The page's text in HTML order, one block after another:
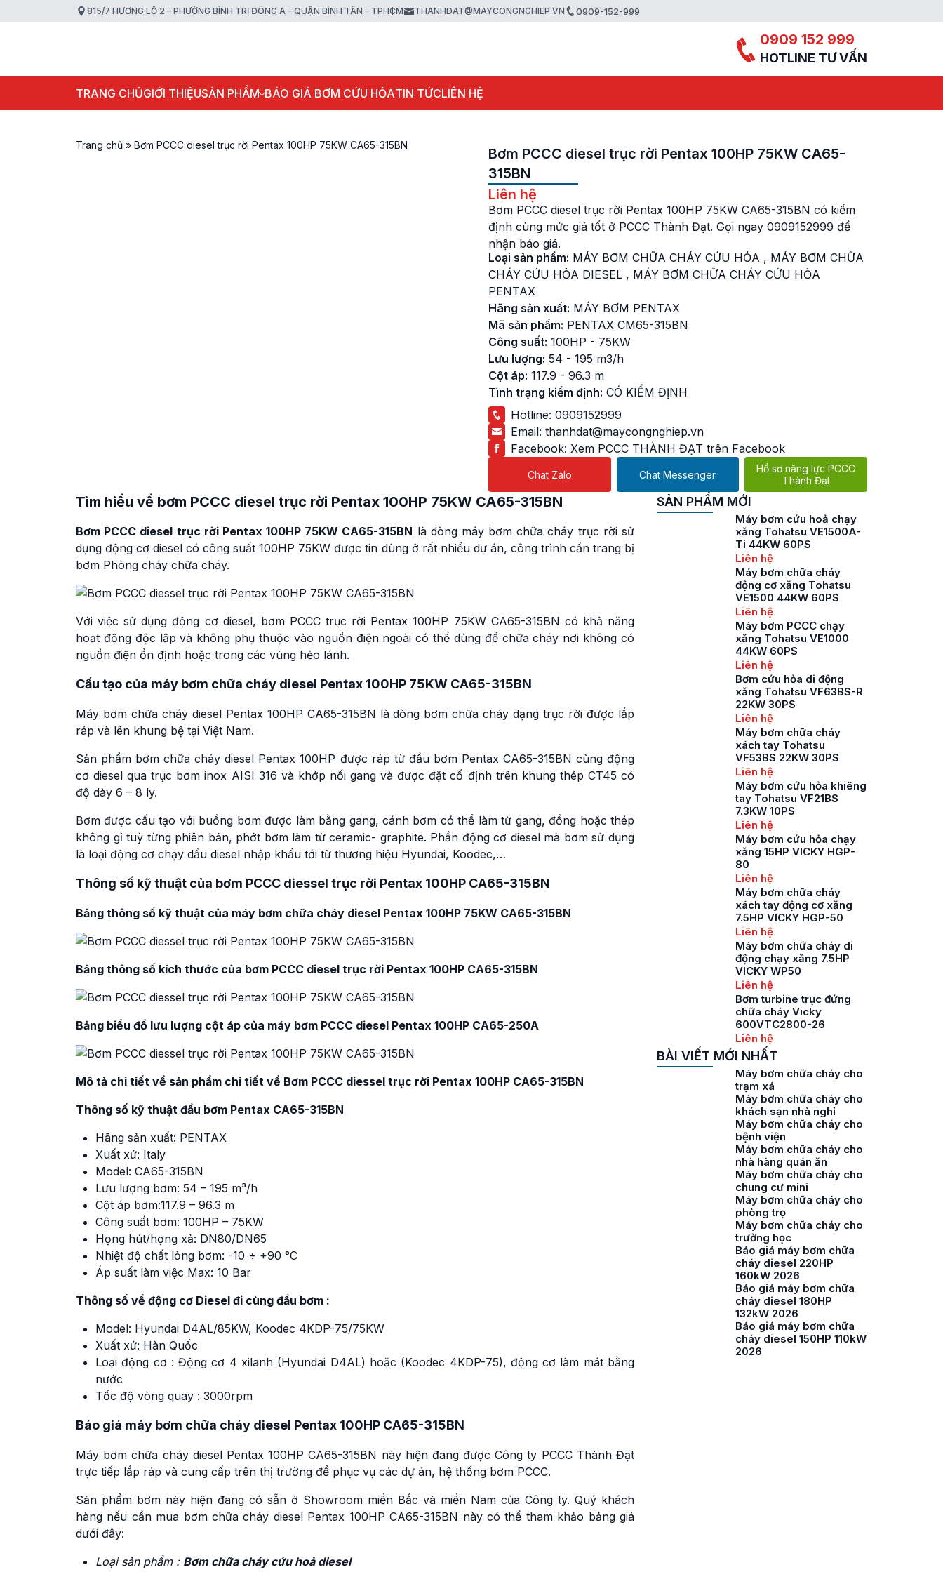
815/7 HƯƠNG LỘ 2 – PHƯỜNG BÌNH TRỊ ĐÔNG A – QUẬN BÌNH TÂN – TPHCM THANHDAT@MAYCONGNGHIEP.VN 0909-152-999
0909 152 999
HOTLINE TƯ VẤN
TRANG CHỦGIỚI THIỆUSẢN PHẨM BÁO GIÁ BƠM CỨU HỎATIN TỨCLIÊN HỆ
Trang chủ » Bơm PCCC diesel trục rời Pentax 100HP 75KW CA65-315BN
Bơm PCCC diesel trục rời Pentax 100HP 75KW CA65-
315BN
Liên hệ
Bơm PCCC diesel trục rời Pentax 100HP 75KW CA65-315BN có kiểm
định cùng mức giá tốt ở PCCC Thành Đạt. Gọi ngay 0909152999 để
nhận báo giá.
Loại sản phẩm: MÁY BƠM CHỮA CHÁY CỨU HỎA , MÁY BƠM CHỮA
CHÁY CỨU HỎA DIESEL , MÁY BƠM CHỮA CHÁY CỨU HỎA
PENTAX
Hãng sản xuất: MÁY BƠM PENTAX
Mã sản phẩm: PENTAX CM65-315BN
Công suất: 100HP - 75KW
Lưu lượng: 54 - 195 m3/h
Cột áp: 117.9 - 96.3 m
Tình trạng kiểm định: CÓ KIỂM ĐỊNH
Hotline: 0909152999
Email: thanhdat@maycongnghiep.vn
Facebook: Xem PCCC THÀNH ĐẠT trên Facebook
Chat Zalo Chat Messenger
Hồ sơ năng lực PCCC
Thành Đạt
Tìm hiểu về bơm PCCC diesel trục rời Pentax 100HP 75KW CA65-315BN
Bơm PCCC diesel trục rời Pentax 100HP 75KW CA65-315BN là dòng máy bơm chữa cháy trục rời sử
dụng động cơ diesel có công suất 100HP 75KW được tin dùng ở rất nhiều dự án, công trình cần trang bị
bơm Phòng cháy chữa cháy.
Với việc sử dụng động cơ diesel, bơm PCCC trục rời Pentax 100HP 75KW CA65-315BN có khả năng
hoạt động độc lập và không phụ thuộc vào nguồn điện ngoài có thể dùng để chữa cháy nơi không có
nguồn điện ổn định hoặc trong các vùng hẻo lánh.
Cấu tạo của máy bơm chữa cháy diesel Pentax 100HP 75KW CA65-315BN
Máy bơm chữa cháy diesel Pentax 100HP CA65-315BN là dòng bơm chữa cháy dạng trục rời được lắp
ráp và lên khung bệ tại Việt Nam.
Sản phẩm bơm chữa cháy diesel Pentax 100HP được ráp từ đầu bơm Pentax CA65-315BN cùng động
cơ diesel qua trục bơm inox AISI 316 và khớp nối gang và được đặt cố định trên khung thép CT45 có
độ dày 6 – 8 ly.
Bơm được cấu tạo với buồng bơm được làm bằng gang, cánh bơm có thể làm từ gang, đồng hoặc thép
không gỉ tuỳ từng phiên bản, phớt bơm làm từ ceramic- graphite. Phần động cơ diesel mà bơm sử dụng
là loại động cơ chạy dầu diesel nhập khẩu tới từ thương hiệu Hyundai, Koodec,…
Thông số kỹ thuật của bơm PCCC diessel trục rời Pentax 100HP CA65-315BN
Bảng thông số kỹ thuật của máy bơm chữa cháy diesel Pentax 100HP 75KW CA65-315BN
Bảng thông số kích thước của bơm PCCC diesel trục rời Pentax 100HP CA65-315BN
Bảng biểu đồ lưu lượng cột áp của máy bơm PCCC diesel Pentax 100HP CA65-250A
Mô tả chi tiết về sản phẩm chi tiết về Bơm PCCC diessel trục rời Pentax 100HP CA65-315BN
Thông số kỹ thuật đầu bơm Pentax CA65-315BN
Hãng sản xuất: PENTAX
Xuất xứ: Italy
Model: CA65-315BN
Lưu lượng bơm: 54 – 195 m³/h
Cột áp bơm:117.9 – 96.3 m
Công suất bơm: 100HP – 75KW
Họng hút/họng xả: DN80/DN65
Nhiệt độ chất lỏng bơm: -10 ÷ +90 °C
Áp suất làm việc Max: 10 Bar
Thông số về động cơ Diesel đi cùng đầu bơm :
Model: Hyundai D4AL/85KW, Koodec 4KDP-75/75KW
Xuất xứ: Hàn Quốc
Loại động cơ : Động cơ 4 xilanh (Hyundai D4AL) hoặc (Koodec 4KDP-75), động cơ làm mát bằng
nước
Tốc độ vòng quay : 3000rpm
Báo giá máy bơm chữa cháy diesel Pentax 100HP CA65-315BN
Máy bơm chữa cháy diesel Pentax 100HP CA65-315BN này hiện đang được Công ty PCCC Thành Đạt
trực tiếp lắp ráp và cung cấp trên thị trường để phục vụ các dự án, hệ thống bơm PCCC.
Sản phẩm bơm này hiện đang có sẵn ở Showroom miền Bắc và miền Nam của Công ty. Quý khách
hàng nếu cần mua bơm chữa cháy diesel Pentax 100HP CA65-315BN này có thể tham khảo bảng giá
dưới đây:
Loại sản phẩm : Bơm chữa cháy cứu hoả diesel
SẢN PHẨM MỚI
Máy bơm cứu hoả chạy
xăng Tohatsu VE1500A-
Ti 44KW 60PS
Liên hệ
Máy bơm chữa cháy
động cơ xăng Tohatsu
VE1500 44KW 60PS
Liên hệ
Máy bơm PCCC chạy
xăng Tohatsu VE1000
44KW 60PS
Liên hệ
Bơm cứu hỏa di động
xăng Tohatsu VF63BS-R
22KW 30PS
Liên hệ
Máy bơm chữa cháy
xách tay Tohatsu
VF53BS 22KW 30PS
Liên hệ
Máy bơm cứu hỏa khiêng
tay Tohatsu VF21BS
7.3KW 10PS
Liên hệ
Máy bơm cứu hỏa chạy
xăng 15HP VICKY HGP-
80
Liên hệ
Máy bơm chữa cháy
xách tay động cơ xăng
7.5HP VICKY HGP-50
Liên hệ
Máy bơm chữa cháy di
động chạy xăng 7.5HP
VICKY WP50
Liên hệ
Bơm turbine trục đứng
chữa cháy Vicky
600VTC2800-26
Liên hệ
BÀI VIẾT MỚI NHẤT
Máy bơm chữa cháy cho
trạm xá
Máy bơm chữa cháy cho
khách sạn nhà nghỉ
Máy bơm chữa cháy cho
bệnh viện
Máy bơm chữa cháy cho
nhà hàng quán ăn
Máy bơm chữa cháy cho
chung cư mini
Máy bơm chữa cháy cho
phòng trọ
Máy bơm chữa cháy cho
trường học
Báo giá máy bơm chữa
cháy diesel 220HP
160kW 2026
Báo giá máy bơm chữa
cháy diesel 180HP
132kW 2026
Báo giá máy bơm chữa
cháy diesel 150HP 110kW
2026